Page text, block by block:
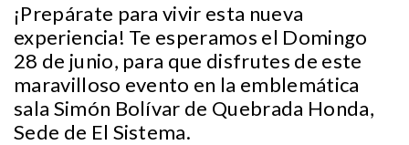
¡Prepárate para vivir esta nueva
experiencia! Te esperamos el Domingo
28 de junio, para que disfrutes de este
maravilloso evento en la emblemática
sala Simón Bolívar de Quebrada Honda,
Sede de El Sistema.